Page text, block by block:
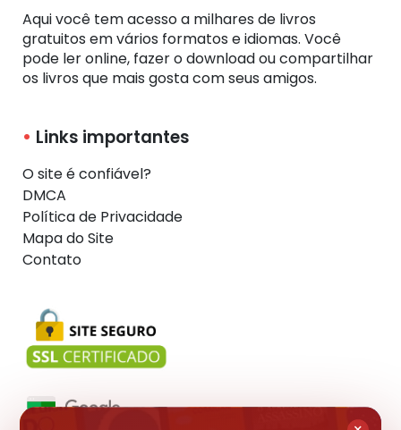
Aqui você tem acesso a milhares de livros
gratuitos em vários formatos e idiomas. Você
pode ler online, fazer o download ou compartilhar
os livros que mais gosta com seus amigos.
Links importantes
O site é confiável?
DMCA
Política de Privacidade
Mapa do Site
Contato